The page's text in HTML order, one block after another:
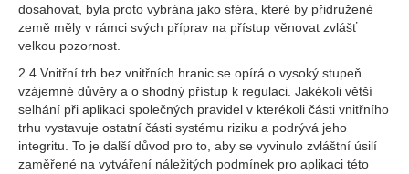
dosahovat, byla proto vybrána jako sféra, které by přidružené
země měly v rámci svých příprav na přístup věnovat zvlášť
velkou pozornost.
2.4 Vnitřní trh bez vnitřních hranic se opírá o vysoký stupeň
vzájemné důvěry a o shodný přístup k regulaci. Jakékoli větší
selhání při aplikaci společných pravidel v kterékoli části vnitřního
trhu vystavuje ostatní části systému riziku a podrývá jeho
integritu. To je další důvod pro to, aby se vyvinulo zvláštní úsilí
zaměřené na vytváření náležitých podmínek pro aplikaci této